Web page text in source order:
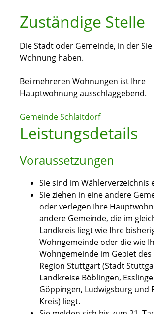
Zuständige Stelle
Die Stadt oder Gemeinde, in der
Wohnung haben.
Bei mehreren Wohnungen ist Ihre
Hauptwohnung ausschlaggebend.
Gemeinde Schlaitdorf
Leistungsdetails
Voraussetzungen
Sie sind im Wählerverzeichnis
Sie ziehen in eine andere
oder verlegen Ihre
andere Gemeinde, die im
Landkreis liegt wie Ihre
Wohngemeinde oder die wie
Wohngemeinde im Gebiet des
Region Stuttgart(Stadt
Landkreise Böblingen,
Göppingen, Ludwigsburg und
Kreis) liegt.